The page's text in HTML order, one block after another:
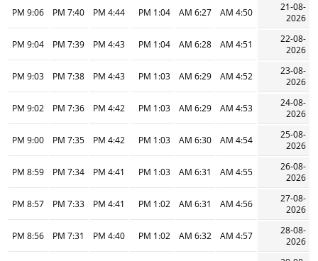
21-08-
2026
4:50 AM
6:27 AM
1:04 PM
4:44 PM
7:40 PM
9:06 PM
22-08-
2026
4:51 AM
6:28 AM
1:04 PM
4:43 PM
7:39 PM
9:04 PM
23-08-
2026
4:52 AM
6:29 AM
1:03 PM
4:43 PM
7:38 PM
9:03 PM
24-08-
2026
4:53 AM
6:29 AM
1:03 PM
4:42 PM
7:36 PM
9:02 PM
25-08-
2026
4:54 AM
6:30 AM
1:03 PM
4:42 PM
7:35 PM
9:00 PM
26-08-
2026
4:55 AM
6:31 AM
1:03 PM
4:41 PM
7:34 PM
8:59 PM
27-08-
2026
4:56 AM
6:31 AM
1:02 PM
4:41 PM
7:33 PM
8:57 PM
28-08-
2026
4:57 AM
6:32 AM
1:02 PM
4:40 PM
7:31 PM
8:56 PM